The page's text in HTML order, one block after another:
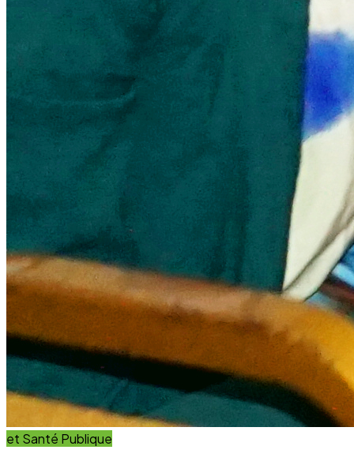
et Innovation
Éducation
Innover avec des solutions éducatives innovantes et
durables.
Découvrir nos projets En savoir plus
Impact Global
+15 Ans
D'engagement au service du développement durable.
Communauté